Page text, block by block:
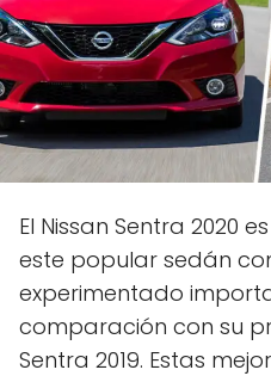
El Nissan Sentra 2020
este popular sedán
experimentado
comparación con su
Sentra 2019. Estas